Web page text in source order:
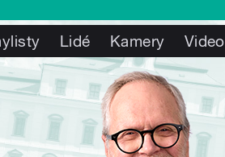
Lidé Kamery Video